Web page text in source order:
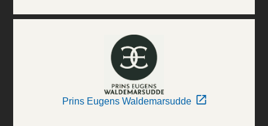
Prins Eugens Waldemarsudde